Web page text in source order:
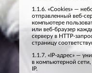
1.1.6. «Cookies» —
отправленный веб-
компьютере
или веб-браузер
серверу в HTTP-
страницу
1.1.7. «IP-адрес» —
в компьютерной
IP.